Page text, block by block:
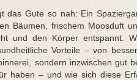
das Gute so nah: Ein
Bäumen, frischem Moosduft
und den Körper entspannt.
Vorteile – von
sondern inzwischen gut
haben – und wie sich diese